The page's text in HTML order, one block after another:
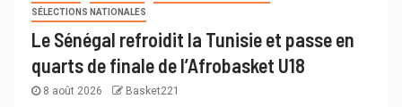
SÉLECTIONS NATIONALES
Le Sénégal refroidit la Tunisie et passe en
quarts de finale de l’Afrobasket U18
8 août 2026 Basket221